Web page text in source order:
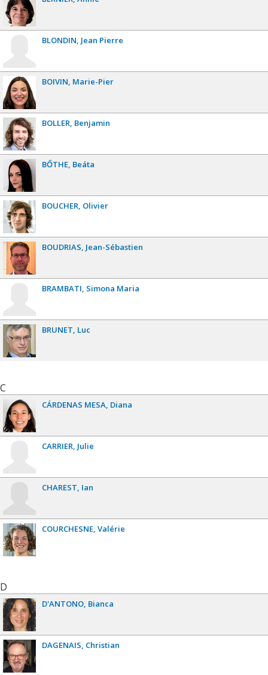
BLONDIN Jean Pierre
BOIVIN Marie-Pier
BOLLER Benjamin
BŐTHE Beáta
BOUCHER Olivier
BOUDRIAS Jean-Sébastien
BRAMBATI Simona Maria
BRUNET Luc
C
CÁRDENAS MESA Diana
CARRIER Julie
CHAREST Ian
COURCHESNE Valérie
D
D'ANTONO Bianca
DAGENAIS Christian